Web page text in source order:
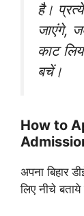
है।
जाएंगे,
काट
बचें।
How to
अपना बिहार
लिए नीचे